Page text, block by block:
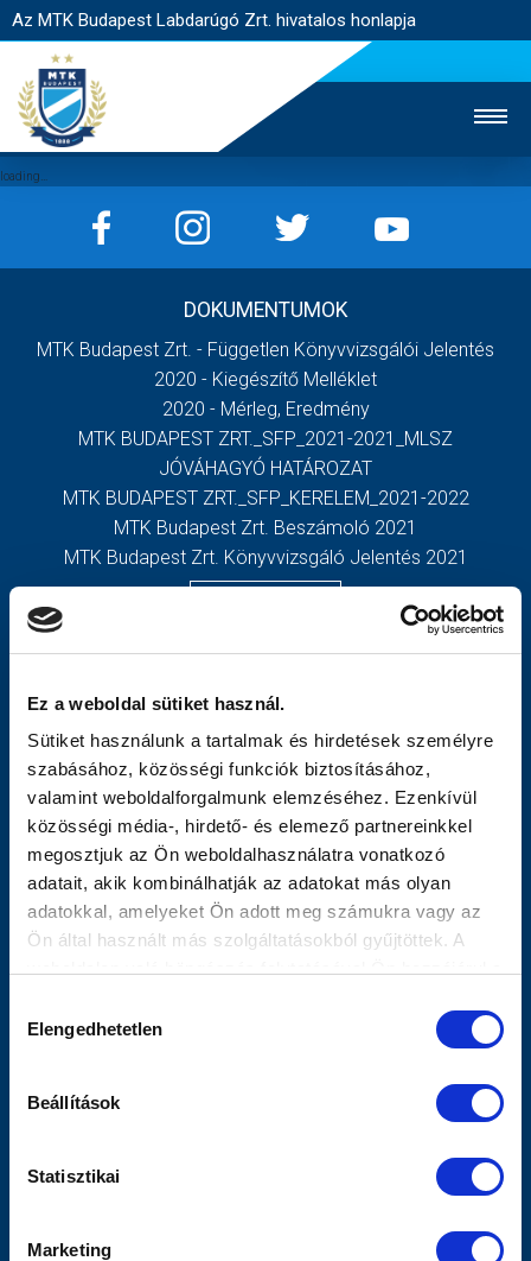
Ez a weboldal sütiket használ.
Sütiket használunk a tartalmak és hirdetések személyre
szabásához, közösségi funkciók biztosításához,
valamint weboldalforgalmunk elemzéséhez. Ezenkívül
közösségi média-, hirdető- és elemező partnereinkkel
megosztjuk az Ön weboldalhasználatra vonatkozó
adatait, akik kombinálhatják az adatokat más olyan
adatokkal, amelyeket Ön adott meg számukra vagy az
Ön által használt más szolgáltatásokból gyűjtöttek. A
kiválasztása
Elengedhetetlen
Beállítások
Statisztikai
Marketing
Az MTK Budapest Labdarúgó Zrt. hivatalos honlapja
JEGYÉRTÉKESÍTÉS
WEBSHOP
EGYESÜLET
KAPCSOLAT
NYITÓLAP
HÍREK
CSAPATOK
MÉRKŐZÉSEK
SZURKOLÓI ÉLMÉNYEK
AKKREDITÁCIÓ
DOKUMENTUMOK
MTK Budapest Zrt. - Független Könyvvizsgálói Jelentés
2020 - Kiegészítő Melléklet
2020 - Mérleg, Eredmény
MTK BUDAPEST ZRT._SFP_2021-2021_MLSZ
JÓVÁHAGYÓ HATÁROZAT
MTK BUDAPEST ZRT._SFP_KERELEM_2021-2022
MTK Budapest Zrt. Beszámoló 2021
MTK Budapest Zrt. Könyvvizsgáló Jelentés 2021
OLDALTÉRKÉP
Nyitólap
Csapatok
Mérkőzések
MTK Budapest
Múltidézés
Stratégia
Vezetőség
Gedeon